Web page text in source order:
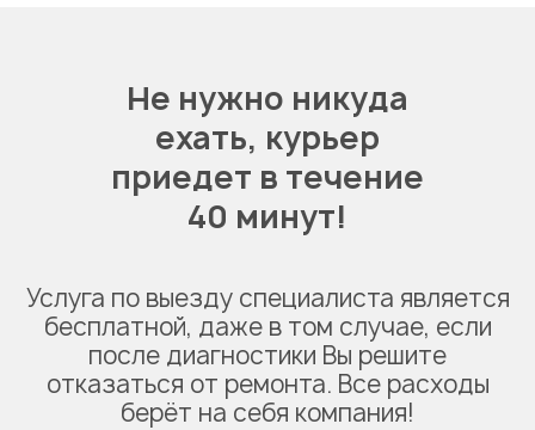
Не нужно никуда
ехать, курьер
приедет в течение
40 минут!
Услуга по выезду специалиста является
бесплатной, даже в том случае, если
после диагностики Вы решите
отказаться от ремонта. Все расходы
берёт на себя компания!